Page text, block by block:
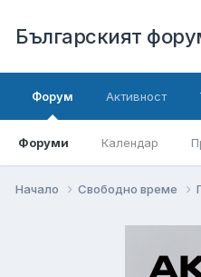
Българският
Форум
Форуми Календар
Активност
Начало Свободно време